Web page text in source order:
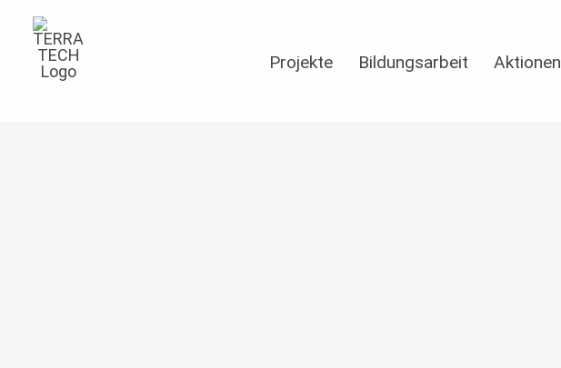
Projekte Bildungsarbeit Aktionen